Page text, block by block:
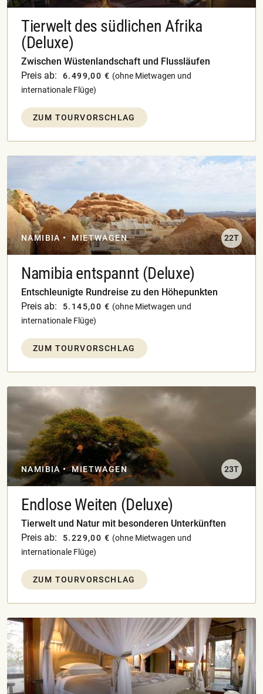
Tierwelt des südlichen Afrika
(Deluxe)
Zwischen Wüstenlandschaft und Flussläufen
Preis ab:
6.499,00 € (ohne Mietwagen und
internationale Flüge)
ZUM TOURVORSCHLAG
NAMIBIA MIETWAGEN 22T
Namibia entspannt (Deluxe)
Entschleunigte Rundreise zu den Höhepunkten
Preis ab:
5.145,00 € (ohne Mietwagen und
internationale Flüge)
ZUM TOURVORSCHLAG
NAMIBIA MIETWAGEN 23T
Endlose Weiten (Deluxe)
Tierwelt und Natur mit besonderen Unterkünften
Preis ab:
5.229,00 € (ohne Mietwagen und
internationale Flüge)
ZUM TOURVORSCHLAG